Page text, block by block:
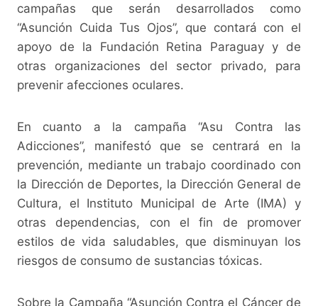
campañas que serán desarrollados como
“Asunción Cuida Tus Ojos”, que contará con el
apoyo de la Fundación Retina Paraguay y de
otras organizaciones del sector privado, para
prevenir afecciones oculares.
En cuanto a la campaña “Asu Contra las
Adicciones”, manifestó que se centrará en la
prevención, mediante un trabajo coordinado con
la Dirección de Deportes, la Dirección General de
Cultura, el Instituto Municipal de Arte (IMA) y
otras dependencias, con el fin de promover
estilos de vida saludables, que disminuyan los
riesgos de consumo de sustancias tóxicas.
Sobre la Campaña “Asunción Contra el Cáncer de